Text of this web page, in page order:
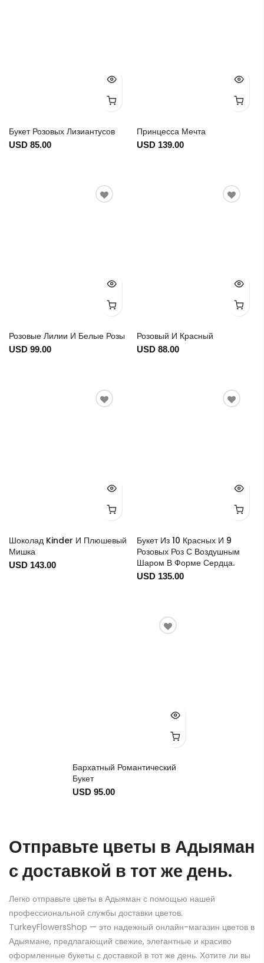
Букет Розовых Лизиантусов
USD 85.00
Принцесса Мечта
USD 139.00
Розовые Лилии И Белые Розы
USD 99.00
Розовый И Красный
USD 88.00
Шоколад Kinder И Плюшевый
Мишка
USD 143.00
Букет Из 10 Красных И 9
Розовых Роз С Воздушным
Шаром В Форме Сердца.
USD 135.00
Бархатный Романтический
Букет
USD 95.00
Отправьте цветы в Адыяман
с доставкой в тот же день.
Легко отправьте цветы в Адыяман с помощью нашей
профессиональной службы доставки цветов.
TurkeyFlowersShop — это надежный онлайн-магазин цветов в
Адыямане, предлагающий свежие, элегантные и красиво
оформленные букеты с доставкой в тот же день. Хотите ли вы